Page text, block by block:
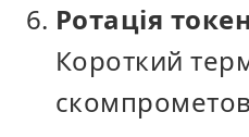
Ротація
Короткий